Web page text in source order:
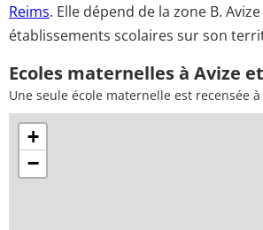
Reims. Elle dépend de la zone B.
établissements scolaires sur son
Ecoles maternelles à Avize
Une seule école maternelle est recensée à
+
−